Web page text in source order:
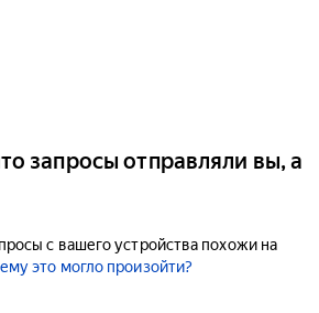
запросы отправляли вы, а
с вашего устройства похожи на
это могло произойти?